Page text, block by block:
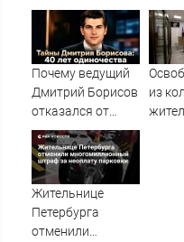
супермаркете
Ржева – Новости
Твери и городов
Тверской области
сегодня -
Новости Твери.
Тверь новости. Но
Почему ведущий
Дмитрий Борисов
отказался от
фамилии
знаменитого
отца, как
поссорился с
Малаховым и
из
Жительнице
Петербурга
отменили